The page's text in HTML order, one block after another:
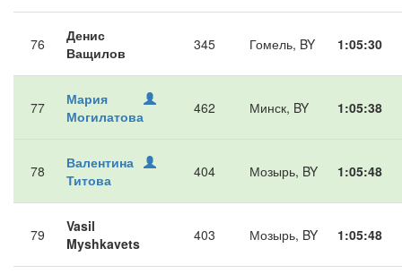
76
Денис
Ващилов
345 Гомель, BY 1:05:30
77
Мария
Могилатова
462 Минск, BY 1:05:38
78
Валентина
Титова
404 Мозырь, BY 1:05:48
79
Vasil
Myshkavets
403 Мозырь, BY 1:05:48